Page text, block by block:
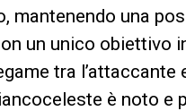
mantenendo una
un unico obiettivo
tra l’attaccante
è noto e